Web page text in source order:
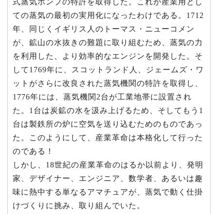
ての蒸気の最初の実用化になったわけである。1712
年、同じくイギリス人のトーマス・ニューコメン
が、鉱山の水抜きの難題に取り組むため、蒸気の力
を利用した、より効率的なエンジンを開発した。そ
して1769年に、スコットランド人、ジェームズ・ワ
ットがさらに改良された蒸気機関の特許を取得し、
1776年には、蒸気機関2台が工業地帯に設置され
た。1台は炭鉱の水を汲み上げるため、そしてもう1
台は製鉄所の炉に空気を送り込むためのものであっ
た。このようにして、産業革命は本格化して行った
のである！
しかし、18世紀の産業革命のはるか以前より、発明
家、デザイナー、エンジニア、数学者、あるいは趣
味に熱中する単なるアマチュアが、蒸気で動く仕掛
けづくりに挑み、取り組んでいた。